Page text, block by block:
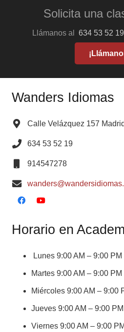
Solicita una
Llámanos al 634 53 52 19
Wanders Idiomas
Calle Velázquez 157
634 53 52 19
914547278
Horario en
Lunes 9:00 AM – 9:00 PM
Martes 9:00 AM – 9:00 PM
Miércoles 9:00 AM – 9:00
Jueves 9:00 AM – 9:00 PM
Viernes 9:00 AM – 9:00 PM